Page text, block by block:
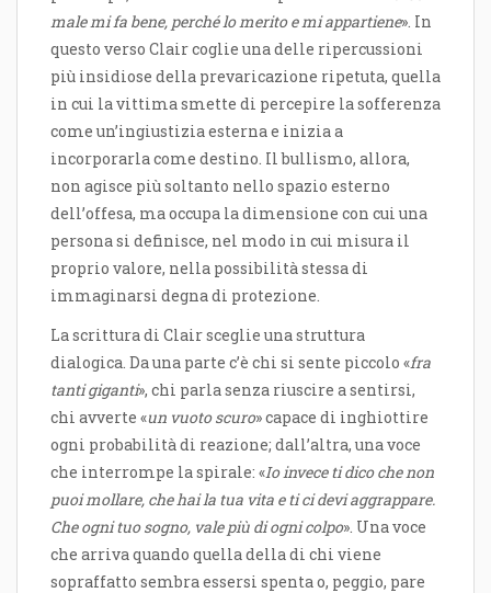
male mi fa bene, perché lo merito e mi appartiene». In
questo verso Clair coglie una delle ripercussioni
più insidiose della prevaricazione ripetuta, quella
in cui la vittima smette di percepire la sofferenza
come un’ingiustizia esterna e inizia a
incorporarla come destino. Il bullismo, allora,
non agisce più soltanto nello spazio esterno
dell’offesa, ma occupa la dimensione con cui una
persona si definisce, nel modo in cui misura il
proprio valore, nella possibilità stessa di
immaginarsi degna di protezione.
La scrittura di Clair sceglie una struttura
dialogica. Da una parte c’è chi si sente piccolo «fra
tanti giganti», chi parla senza riuscire a sentirsi,
chi avverte «un vuoto scuro» capace di inghiottire
ogni probabilità di reazione; dall’altra, una voce
che interrompe la spirale: «Io invece ti dico che non
puoi mollare, che hai la tua vita e ti ci devi aggrappare.
Che ogni tuo sogno, vale più di ogni colpo». Una voce
che arriva quando quella della di chi viene
sopraffatto sembra essersi spenta o, peggio, pare